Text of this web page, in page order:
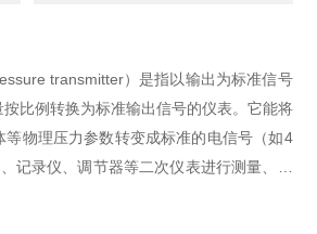
transmitter）是指以输出为标准信号
比例转换为标准输出信号的仪表。它能将
物理压力参数转变成标准的电信号（如4
记录仪、调节器等二次仪表进行测量、指